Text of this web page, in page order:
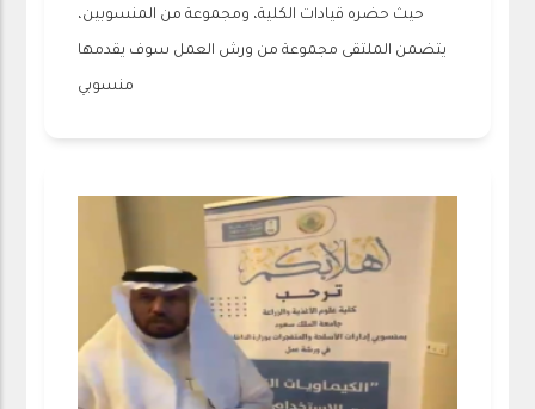
حيث حضره قيادات الكلية، ومجموعة من المنسوبين،
يتضمن الملتقى مجموعة من ورش العمل سوف يقدمها
منسوبي